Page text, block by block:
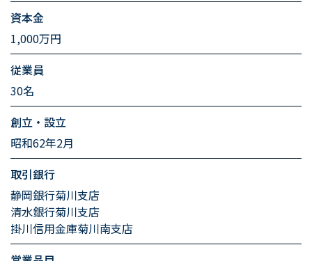
資本金
1,000万円
従業員
30名
創立・設立
昭和62年2月
取引銀行
静岡銀行菊川支店
清水銀行菊川支店
掛川信用金庫菊川南支店